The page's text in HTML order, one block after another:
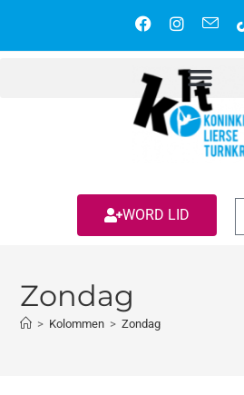
WORD LID
Zondag
> Kolommen > Zondag